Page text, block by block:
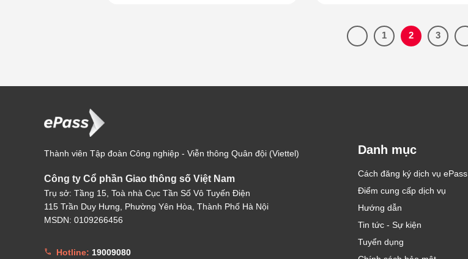
1 2 3
Thành viên Tập đoàn Công nghiệp - Viễn thông Quân đội (Viettel)
Công ty Cổ phần Giao thông số Việt Nam
Trụ sở: Tầng 15, Toà nhà Cục Tần Số Vô Tuyến Điện
115 Trần Duy Hưng, Phường Yên Hòa, Thành Phố Hà Nội
MSDN: 0109266456
Hotline: 19009080
Danh mục
Cách đăng ký dịch vụ ePass
Điểm cung cấp dịch vụ
Hướng dẫn
Tin tức - Sự kiện
Tuyển dụng